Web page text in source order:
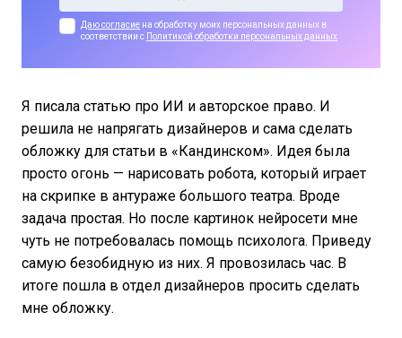
Даю согласие на обработку моих персональных данных в
соответствии с
Политикой обработки персональных данных
Я писала статью про ИИ и авторское право. И
решила не напрягать дизайнеров и сама сделать
обложку для статьи в «Кандинском». Идея была
просто огонь — нарисовать робота, который играет
на скрипке в антураже большого театра. Вроде
задача простая. Но после картинок нейросети мне
чуть не потребовалась помощь психолога. Приведу
самую безобидную из них. Я провозилась час. В
итоге пошла в отдел дизайнеров просить сделать
мне обложку.